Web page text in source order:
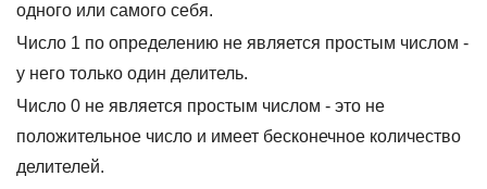
одного или самого себя.
Число 1 по определению не является простым числом -
у него только один делитель.
Число 0 не является простым числом - это не
положительное число и имеет бесконечное количество
делителей.